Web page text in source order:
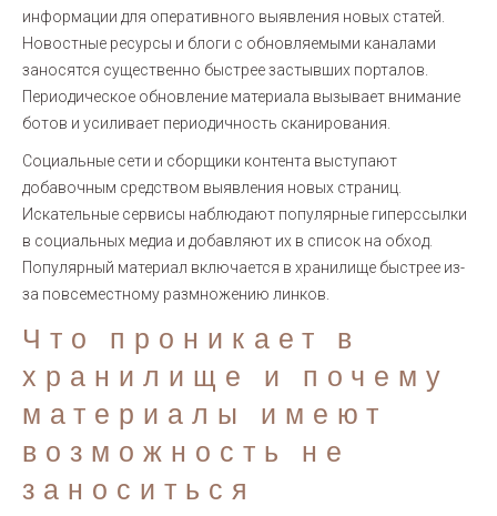
информации для оперативного выявления новых статей.
Новостные ресурсы и блоги с обновляемыми каналами
заносятся существенно быстрее застывших порталов.
Периодическое обновление материала вызывает внимание
ботов и усиливает периодичность сканирования.
Социальные сети и сборщики контента выступают
добавочным средством выявления новых страниц.
Искательные сервисы наблюдают популярные гиперссылки
в социальных медиа и добавляют их в список на обход.
Популярный материал включается в хранилище быстрее из-
за повсеместному размножению линков.
Что проникает в
хранилище и почему
материалы имеют
возможность не
заноситься